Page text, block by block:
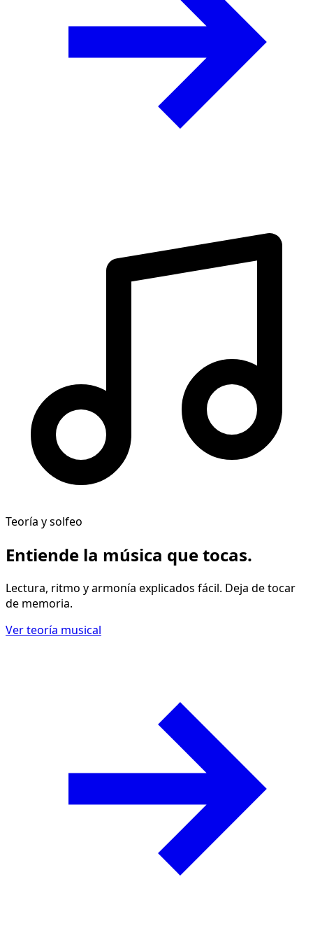
Teoría y solfeo
Entiende la música que tocas.
Lectura, ritmo y armonía explicados fácil. Deja de tocar
de memoria.
Ver teoría musical